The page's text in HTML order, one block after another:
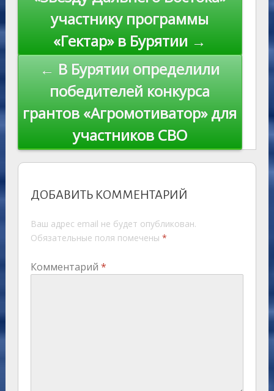
ki
участнику программы
«Гектар» в Бурятии →
← В Бурятии определили
победителей конкурса
грантов «Агромотиватор» для
участников СВО
ДОБАВИТЬ КОММЕНТАРИЙ
Ваш адрес email не будет опубликован.
Обязательные поля помечены *
Комментарий *